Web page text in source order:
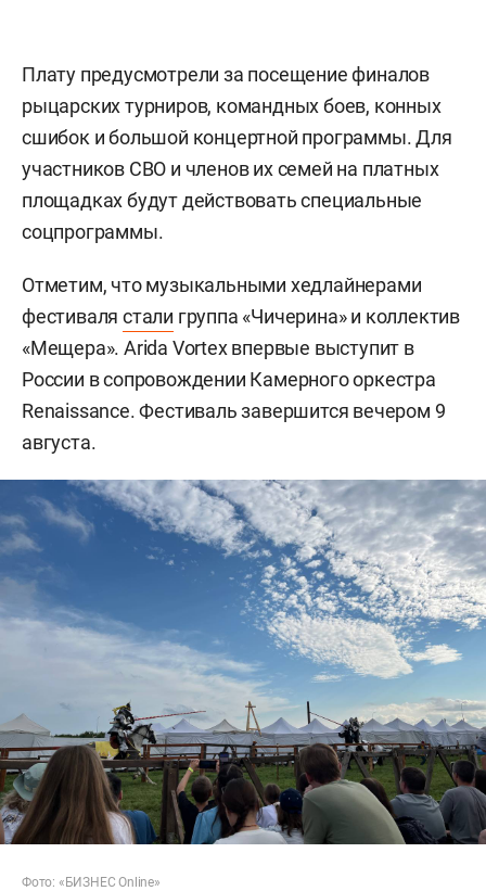
Плату предусмотрели за посещение финалов
рыцарских турниров, командных боев, конных
сшибок и большой концертной программы. Для
участников СВО и членов их семей на платных
площадках будут действовать специальные
соцпрограммы.
Отметим, что музыкальными хедлайнерами
фестивалястали группа «Чичерина» и коллектив
«Мещера». Arida Vortex впервые выступит в
России в сопровождении Камерного оркестра
Renaissance. Фестиваль завершится вечером 9
августа.
Фото: «БИЗНЕС Online»